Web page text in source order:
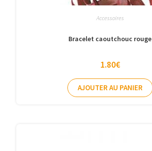
Accessoires
Bracelet caoutchouc rouge
1.80€
AJOUTER AU PANIER